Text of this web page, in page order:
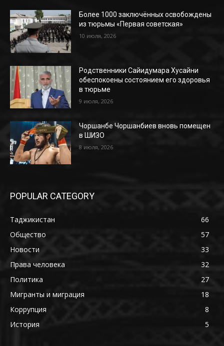
Более 1000 заключённых освобождены
из тюрьмы «Первая советская»
10 июля, 2026
Родственники Сайидумара Хусайни
обеспокоены состоянием его здоровья
в тюрьме
9 июля, 2026
Чоршанбе Чоршанбиев вновь помещен
в ШИЗО
8 июля, 2026
POPULAR CATEGORY
Таджикистан
66
Общество
57
Новости
33
Права человека
32
Политика
27
Мигранты и миграция
18
Коррупция
8
История
5